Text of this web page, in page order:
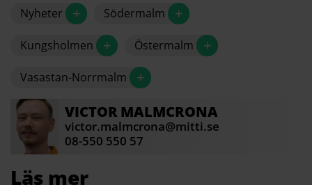
Nyheter + Södermalm +
Kungsholmen + Östermalm +
Vasastan-Norrmalm +
VICTORMALMCRONA
victor.malmcrona@mitti.se
08-550 550 57